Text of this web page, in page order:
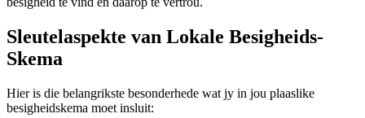
Sleutelaspekte van Lokale Besigheids-
Skema
Hier is die belangrikste besonderhede wat jy in jou plaaslike
besigheidskema moet insluit: